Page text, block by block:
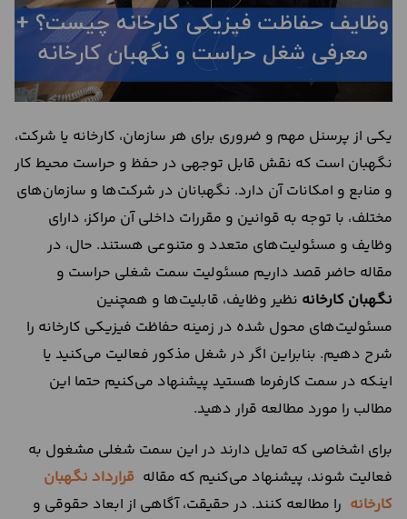
ما
یکی از پرسنل مهم و ضروری برای هر سازمان، کارخانه یا شرکت،
نگهبان است که نقش قابل توجهی در حفظ و حراست محیط کار
و منابع و امکانات آن دارد. نگهبانان در شرکت‌ها و سازمان‌های
مختلف، با توجه به قوانین و مقررات داخلی آن‌ مراکز، دارای
وظایف و مسئولیت‌های متعدد و متنوعی هستند. حال، در
مقاله حاضر قصد داریم مسئولیت سمت شغلی حراست و
نگهبان کارخانه نظیر وظایف، قابلیت‌ها و همچنین
مسئولیت‌های محول شده در زمینه حفاظت فیزیکی کارخانه را
شرح دهیم. بنابراین اگر در شغل مذکور فعالیت می‌کنید یا
اینکه در سمت کارفرما هستید پیشنهاد می‌کنیم حتما این
مطالب را مورد مطالعه قرار دهید.
برای اشخاصی که تمایل دارند در این سمت شغلی مشغول به
فعالیت شوند، پیشنهاد می‌کنیم که مقاله قرارداد نگهبان
کارخانه را مطالعه کنند. در حقیقت، آگاهی از ابعاد حقوقی و